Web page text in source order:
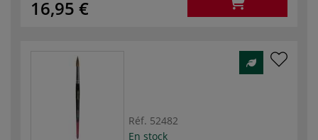
16,95 €
Réf. 52482
En stock